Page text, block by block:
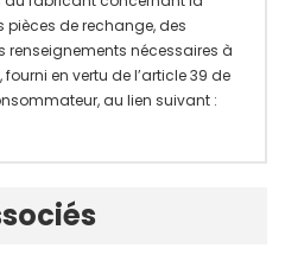
de rechange, des
renseignements nécessaires à
en vertu de l’article 39 de
au lien suivant :